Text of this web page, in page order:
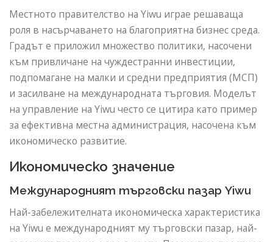
Местното правителство на Yiwu играе решаваща
роля в насърчаването на благоприятна бизнес среда.
Градът е приложил множество политики, насочени
към привличане на чуждестранни инвестиции,
подпомагане на малки и средни предприятия (МСП)
и засилване на международната търговия. Моделът
на управление на Yiwu често се цитира като пример
за ефективна местна администрация, насочена към
икономическо развитие.
Икономическо значение
Международният търговски пазар Yiwu
Най-забележителната икономическа характеристика
на Yiwu е международният му търговски пазар, най-